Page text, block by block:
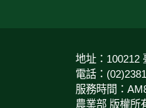
地址：100212
電話：
服務時間：
農業部 版權所